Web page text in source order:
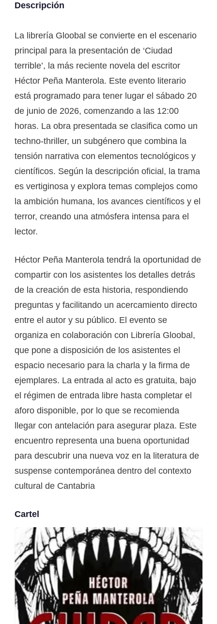
Descripción
La librería Gloobal se convierte en el escenario
principal para la presentación de ‘Ciudad
terrible’, la más reciente novela del escritor
Héctor Peña Manterola. Este evento literario
está programado para tener lugar el sábado 20
de junio de 2026, comenzando a las 12:00
horas. La obra presentada se clasifica como un
techno-thriller, un subgénero que combina la
tensión narrativa con elementos tecnológicos y
científicos. Según la descripción oficial, la trama
es vertiginosa y explora temas complejos como
la ambición humana, los avances científicos y el
terror, creando una atmósfera intensa para el
lector.
Héctor Peña Manterola tendrá la oportunidad de
compartir con los asistentes los detalles detrás
de la creación de esta historia, respondiendo
preguntas y facilitando un acercamiento directo
entre el autor y su público. El evento se
organiza en colaboración con Librería Gloobal,
que pone a disposición de los asistentes el
espacio necesario para la charla y la firma de
ejemplares. La entrada al acto es gratuita, bajo
el régimen de entrada libre hasta completar el
aforo disponible, por lo que se recomienda
llegar con antelación para asegurar plaza. Este
encuentro representa una buena oportunidad
para descubrir una nueva voz en la literatura de
suspense contemporánea dentro del contexto
cultural de Cantabria
Cartel